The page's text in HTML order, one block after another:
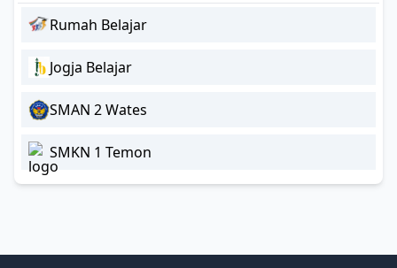
Rumah Belajar
Jogja Belajar
SMAN 2 Wates
SMKN 1 Temon